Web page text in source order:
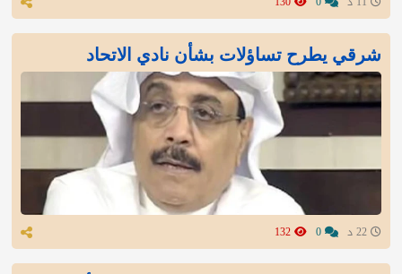
شرقي يطرح تساؤلات بشأن نادي الاتحاد